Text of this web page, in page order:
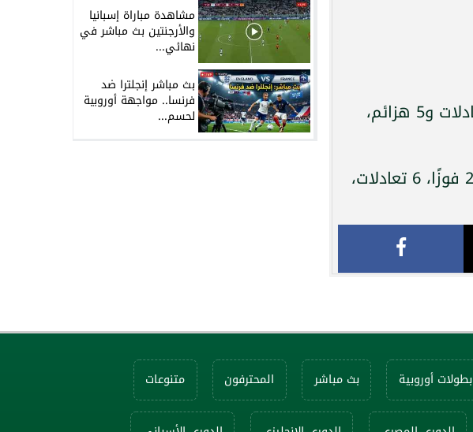
يتصدر برشلونة جدول ترتيب "الليجا" برصيد 82 نقطة، من 26 انتصارًا و4 تعادلات و5 هزائم،
في المقابل، يحتل ريال مدريد المركز الثاني برصيد 75 نقطة، جمعها من 23 فوزًا، 6 تعادلات،
مشاهدة مباراة إسبانيا
والأرجنتين بث مباشر في
نهائي...
بث مباشر إنجلترا ضد
فرنسا.. مواجهة أوروبية
لحسم...
بطولات أوروبية بث مباشر المحترفون متنوعات